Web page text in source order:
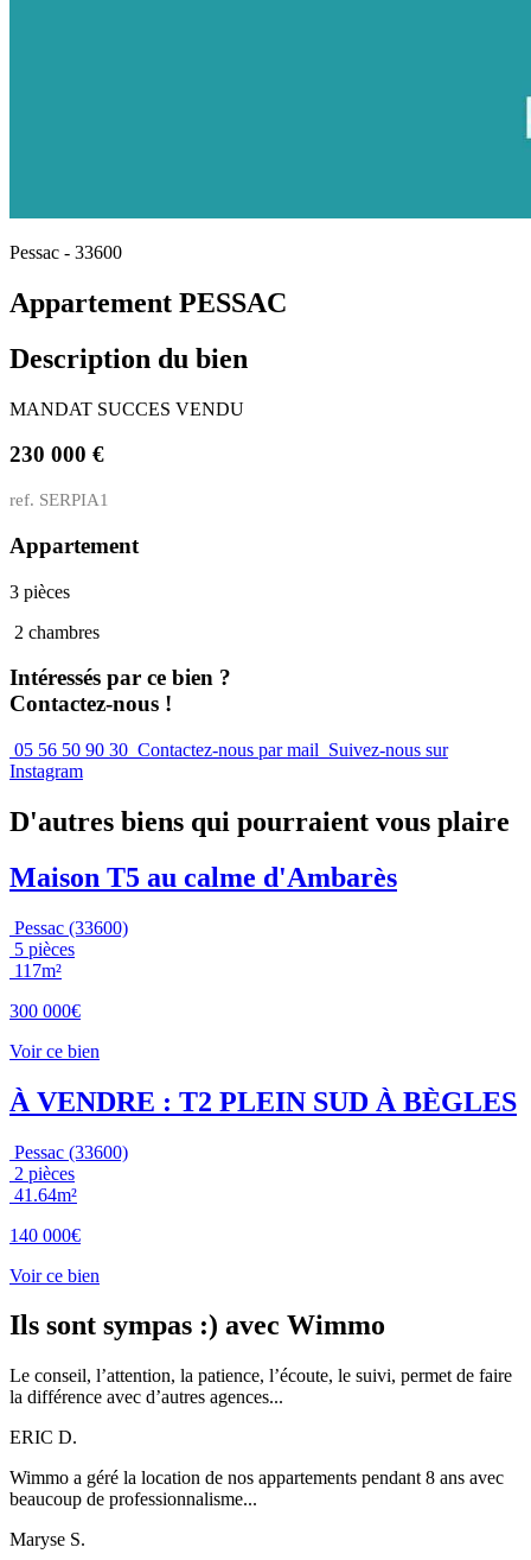
Pessac - 33600
Appartement PESSAC
Description du bien
MANDAT SUCCES VENDU
230 000 €
ref. SERPIA1
Appartement
3 pièces
2 chambres
Intéressés par ce bien ?
Contactez-nous !
05 56 50 90 30 Contactez-nous par mail Suivez-nous sur
Instagram
D'autres biens qui pourraient vous plaire
Maison T5 au calme d'Ambarès
Pessac (33600)
5 pièces
117m²
300 000€
Voir ce bien
À VENDRE : T2 PLEIN SUD À BÈGLES
Pessac (33600)
2 pièces
41.64m²
140 000€
Voir ce bien
Ils sont sympas :) avec Wimmo
Le conseil, l’attention, la patience, l’écoute, le suivi, permet de faire
la différence avec d’autres agences...
ERIC D.
Wimmo a géré la location de nos appartements pendant 8 ans avec
beaucoup de professionnalisme...
Maryse S.